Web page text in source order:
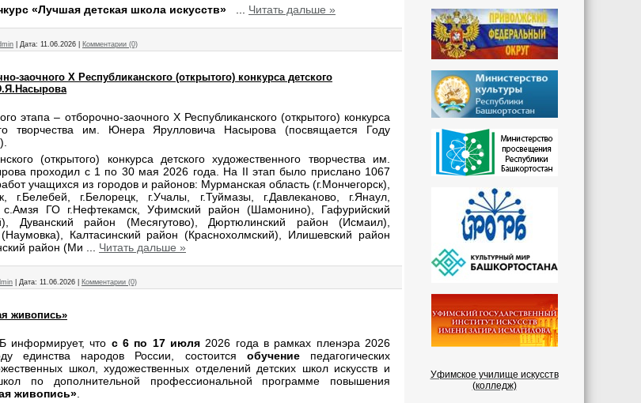
«Лучшая детская школа искусств»
Читать дальше »
Дата: 11.06.2026 Комментарии (0)
заочного X Республиканского (открытого) конкурса детского
этапа – отборочно-заочного X Республиканского (открытого) конкурса
творчества им. Юнера Ярулловича Насырова (посвящается Году
(открытого) конкурса детского художественного творчества им.
проходил с 1 по 30 мая 2026 года. На II этап было прислано 1067
учащихся из городов и районов: Мурманская область (г.Мончегорск),
г.Белебей, г.Белорецк, г.Учалы, г.Туймазы, г.Давлеканово, г.Янаул,
с.Амзя ГО г.Нефтекамск, Уфимский район (Шамонино), Гафурийский
Дуванский район (Месягутово), Дюртюлинский район (Исмаил),
Калтасинский район (Краснохолмский), Илишевский район
район (Ми
Читать дальше »
Дата: 11.06.2026 Комментарии (0)
живопись»
информирует, что с 6 по 17 июля 2026 года в рамках пленэра 2026
единства народов России, состоится обучениепедагогических
школ, художественных отделений детских школ искусств и
по дополнительной профессиональной программе повышения
живопись»
Уфимское училище искусств
(колледж)